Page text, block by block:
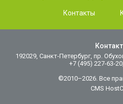
Контакты
192029, Санкт-Петербург, пр.
+7 (495) 227-63-
©2010–2026. Все
CMS